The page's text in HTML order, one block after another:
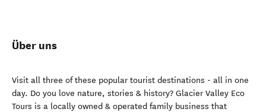
Über uns
Visit all three of these popular tourist destinations - all in one
day. Do you love nature, stories & history? Glacier Valley Eco
Tours is a locally owned & operated family business that